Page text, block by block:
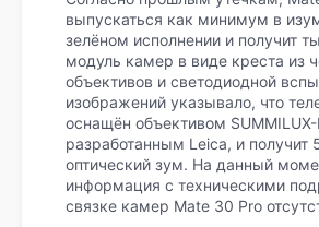
выпускаться как минимум в
зелёном исполнении и получит
модуль камер в виде креста из
объективов и светодиодной
изображений указывало, что
оснащён объективом SUMMILUX-
разработанным Leica, и получит
оптический зум. На данный
информация с техническими
связке камер Mate 30 Pro